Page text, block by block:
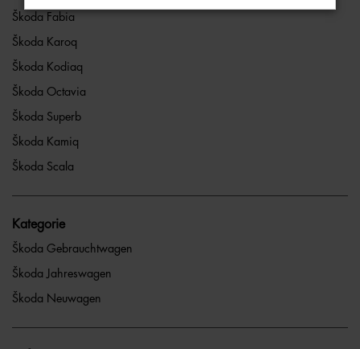
Škoda Fabia
Škoda Karoq
Škoda Kodiaq
Škoda Octavia
Škoda Superb
Škoda Kamiq
Škoda Scala
Kategorie
Škoda Gebrauchtwagen
Škoda Jahreswagen
Škoda Neuwagen